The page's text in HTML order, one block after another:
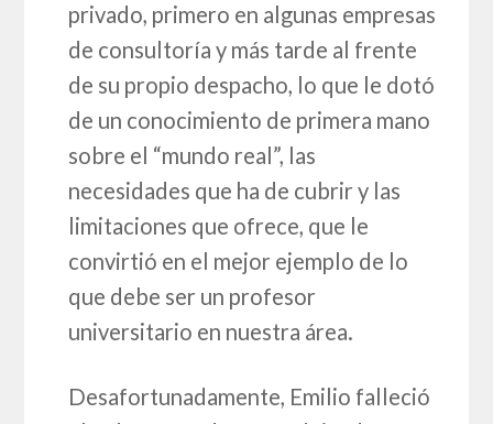
privado, primero en algunas empresas
de consultoría y más tarde al frente
de su propio despacho, lo que le dotó
de un conocimiento de primera mano
sobre el “mundo real”, las
necesidades que ha de cubrir y las
limitaciones que ofrece, que le
convirtió en el mejor ejemplo de lo
que debe ser un profesor
universitario en nuestra área.
Desafortunadamente, Emilio falleció